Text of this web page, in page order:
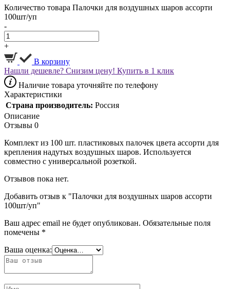
Количество товара Палочки для воздушных шаров ассорти
100шт/уп
-
+
В корзину
Нашли дешевле? Снизим цену! Купить в 1 клик
Наличие товара уточняйте по телефону
Характеристики
Страна производитель: Россия
Описание
Отзывы 0
Комплект из 100 шт. пластиковых палочек цвета ассорти для
крепления надутых воздушных шаров. Используется
совместно с универсальной розеткой.
Отзывов пока нет.
Добавить отзыв к "Палочки для воздушных шаров ассорти
100шт/уп"
Ваш адрес email не будет опубликован. Обязательные поля
помечены *
Ваша оценка: